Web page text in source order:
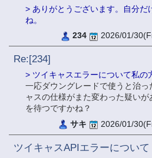
> ありがとうございます。自分だ
ね。
234
2026/01/
Re:[234]
> ツイキャスエラーについて私の
一応ダウングレードで使うと治
ャスの仕様がまた変わった疑い
を待つですかね？
サキ
2026/01/
ツイキャスAPIエラーについて